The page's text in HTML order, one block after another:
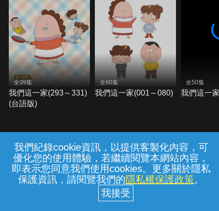
我們紀錄cookie資訊，以提供客製化內容，可
優化您的使用體驗，若繼續閱覽本網站內容，
即表示您同意我們使用cookies。更多關於隱私
保護資訊，請閱覽我們的隱私權保護政策。
全39集
我們這一家(293～331)
(台語版)
全80集
我們這一家(001～080)
全50集
我們這一
常見問題 線上客服 服務條款 隱私權保護
中華電信股份有限公司個人家庭分公司
(統一編號：96979949) © 2026
{{notifyMsg}}